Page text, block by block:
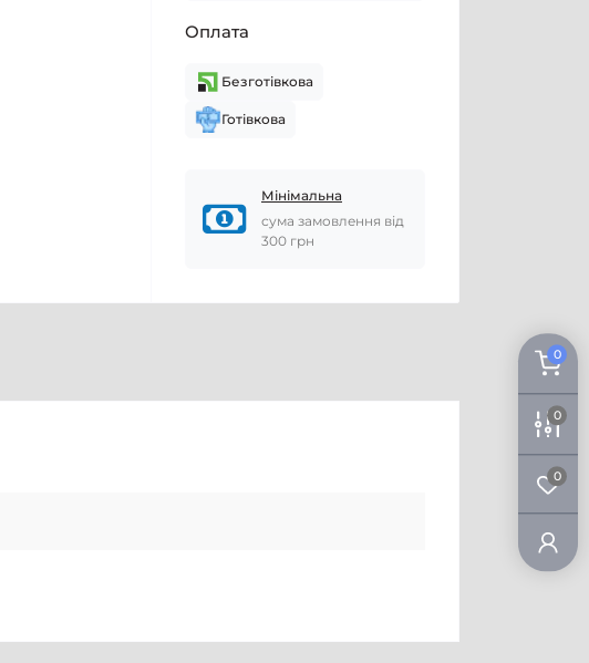
0
0
0
Оплата
Безготівкова
Готівкова
Мінімальна
сума замовлення від
300 грн